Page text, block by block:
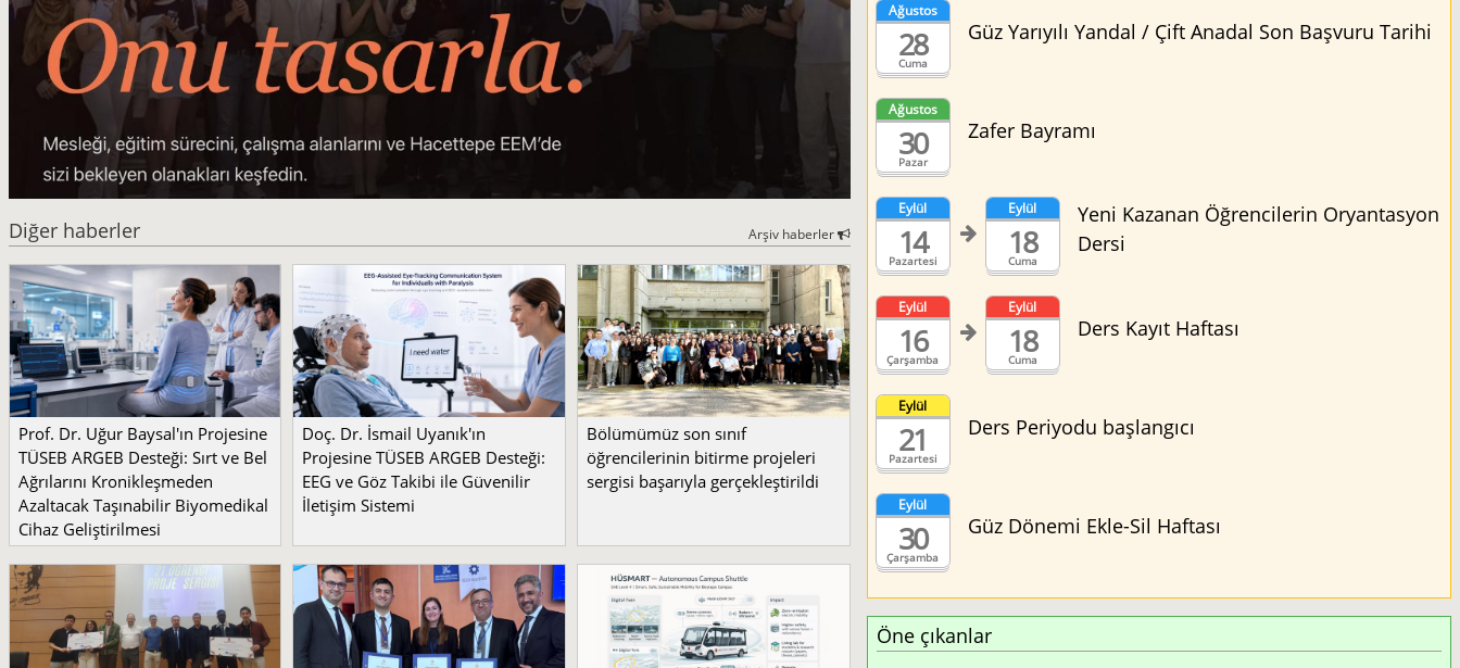
Diğer haberler Arşiv haberler
Prof. Dr. Uğur Baysal'ın Projesine
TÜSEB ARGEB Desteği: Sırt ve Bel
Ağrılarını Kronikleşmeden
Azaltacak Taşınabilir Biyomedikal
Cihaz Geliştirilmesi
Doç. Dr. İsmail Uyanık'ın
Projesine TÜSEB ARGEB Desteği:
EEG ve Göz Takibi ile Güvenilir
İletişim Sistemi
Bölümümüz son sınıf
öğrencilerinin bitirme projeleri
sergisi başarıyla gerçekleştirildi
Cuma
Ağustos
28 Güz Yarıyılı Yandal / Çift Anadal Son Başvuru Tarihi
Pazar
Ağustos
30 Zafer Bayramı
Pazartesi
Eylül
14 Cuma
Eylül
18
Yeni Kazanan Öğrencilerin Oryantasyon
Dersi
Çarşamba
Eylül
16 Cuma
Eylül
18 Ders Kayıt Haftası
Pazartesi
Eylül
21 Ders Periyodu başlangıcı
Çarşamba
Eylül
30 Güz Dönemi Ekle-Sil Haftası
Öne çıkanlar